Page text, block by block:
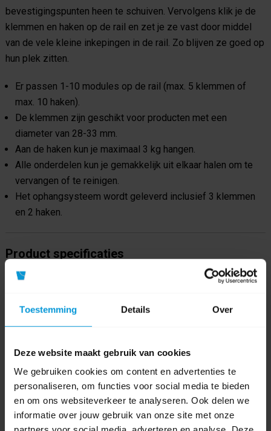
Toestemming Details Over
Deze website maakt gebruik van cookies
We gebruiken cookies om content en advertenties te
personaliseren, om functies voor social media te bieden
en om ons websiteverkeer te analyseren. Ook delen we
informatie over jouw gebruik van onze site met onze
bevestigingspunten heen te schuiven. Vervolgens klik je de
klemmen en haken op de rail en zet je ze vast door middel
van de vele kleine inkepingen in de rail. Zo blijven ze goed op
hun plek zitten.
Er passen 1-10 modules op de rail (max. 5 klemmen of
max. 10 haken).
De klemmen zijn geschikt voor producten met een
diameter van 28-33 mm.
Aan de haken kun je maximaal 3 kg hangen.
Alle onderdelen kun je gemakkelijk uit elkaar halen om te
vervangen of te reinigen.
Het ophangsysteem wordt geleverd inclusief 3 klemmen
en 2 haken.
Product specificaties
GTIN barcode 5705022028548
Soort
hulpmateriaal
Kleur